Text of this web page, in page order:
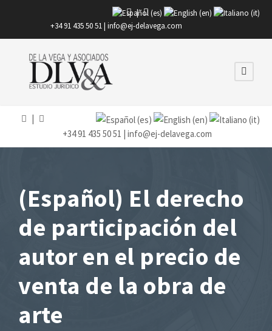
|
+34 91 435 50 51 | info@ej-delavega.com
+34 91 435 50 51 | info@ej-delavega.com
(Español) El derecho
de participación del
autor en el precio de
venta de la obra de
arte